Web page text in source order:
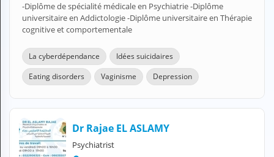
Health professional
Pharmacy
Pharmaceutical
Medical questions
Clinic
-Diplôme de spécialité médicale en Psychiatrie -Diplôme
universitaire en Addictologie -Diplôme universitaire en Thérapie
cognitive et comportementale
La cyberdépendance
Idées suicidaires
Eating disorders
Vaginisme Depression
Dr Rajae EL ASLAMY
Psychiatrist